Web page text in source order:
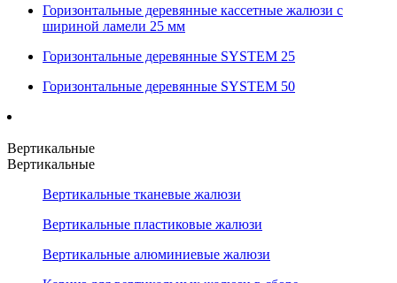
Горизонтальные деревянные кассетные жалюзи с
шириной ламели 25 мм
Горизонтальные деревянные SYSTEM 25
Горизонтальные деревянные SYSTEM 50
Вертикальные
Вертикальные
Вертикальные тканевые жалюзи
Вертикальные пластиковые жалюзи
Вертикальные алюминиевые жалюзи